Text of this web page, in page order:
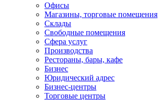
Офисы
Магазины, торговые помещения
Склады
Свободные помещения
Сфера услуг
Производства
Рестораны, бары, кафе
Бизнес
Юридический адрес
Бизнес-центры
Торговые центры